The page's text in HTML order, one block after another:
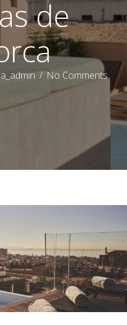
de
/ No Comments